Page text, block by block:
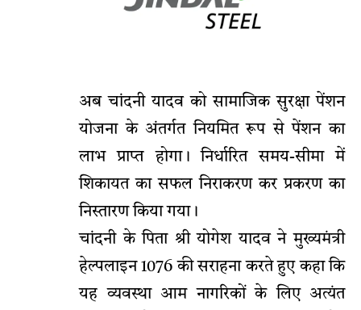
अब चांदनी यादव को सामाजिक सुरक्षा पेंशन
योजना के अंतर्गत नियमित रूप से पेंशन का
लाभ प्राप्त होगा। निर्धारित समय-सीमा में
शिकायत का सफल निराकरण कर प्रकरण का
निस्तारण किया गया।
चांदनी के पिता श्री योगेश यादव ने मुख्यमंत्री
हेल्पलाइन 1076 की सराहना करते हुए कहा कि
यह व्यवस्था आम नागरिकों के लिए अत्यंत